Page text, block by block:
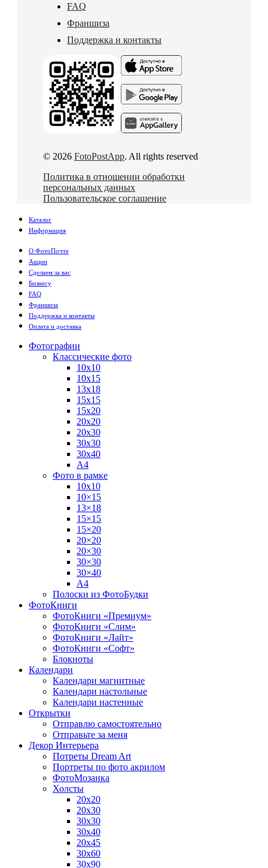
FAQ
Франшиза
Поддержка и контакты
© 2026 FotoPostApp. All rights reserved
Политика в отношении обработки
персональных данных
Пользовательское соглашение
Каталог
Информация
О ФотоПочте
Акции
Сделаем за вас
Бизнесу
FAQ
Франшиза
Поддержка и контакты
Оплата и доставка
Фотографии
Классические фото
10х10
10х15
13х18
15х15
15х20
20х20
20х30
30х30
30х40
А4
Фото в рамке
10х10
10×15
13×18
15×15
15×20
20×20
20×30
30×30
30×40
A4
Полоски из ФотоБудки
ФотоКниги
ФотоКниги «Премиум»
ФотоКниги «Слим»
ФотоКниги «Лайт»
ФотоКниги «Софт»
Блокноты
Календари
Календари магнитные
Календари настольные
Календари настенные
Открытки
Отправлю самостоятельно
Отправьте за меня
Декор Интерьера
Потреты Dream Art
Портреты по фото акрилом
ФотоМозаика
Холсты
20х20
20х30
30х30
30х40
20х45
30х60
30х90